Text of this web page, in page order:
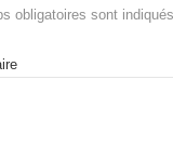
obligatoires sont